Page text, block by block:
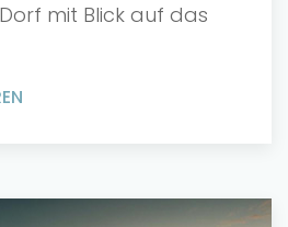
mit Blick auf das